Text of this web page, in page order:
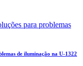
de iluminação na U-1322